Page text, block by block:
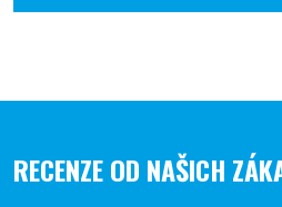
RECENZE OD NAŠICH